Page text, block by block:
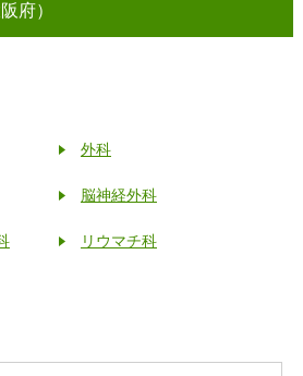
府）
外科
脳神経外科
リウマチ科